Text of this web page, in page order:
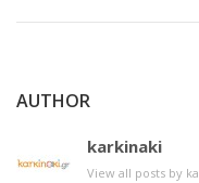
AUTHOR
karkinaki
View all posts by